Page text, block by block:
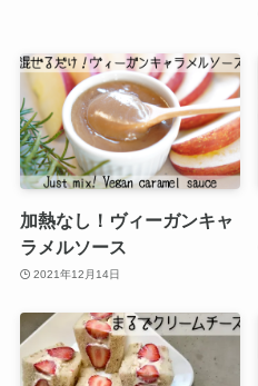
加熱なし！ヴィーガンキャ
ラメルソース
2021年12月14日